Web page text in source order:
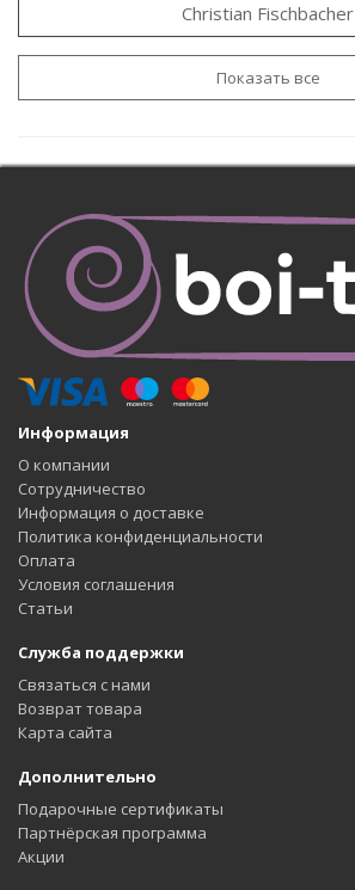
Christian Fischbacher
Показать все
Информация
О компании
Сотрудничество
Информация о доставке
Политика конфиденциальности
Оплата
Условия соглашения
Статьи
Служба поддержки
Связаться с нами
Возврат товара
Карта сайта
Дополнительно
Подарочные сертификаты
Партнёрская программа
Акции